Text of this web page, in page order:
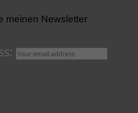
meinen Newsletter